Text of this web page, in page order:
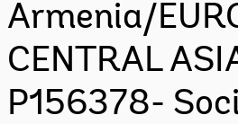
Armenia/
CENTRAL
P156378-